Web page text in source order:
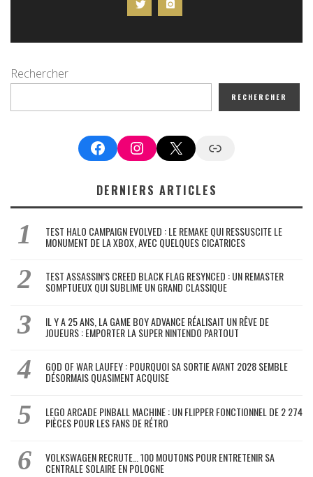
Rechercher
RECHERCHER
FacebookInstagram
X Google News
DERNIERS ARTICLES
TEST HALO CAMPAIGN EVOLVED : LE REMAKE QUI RESSUSCITE LE
MONUMENT DE LA XBOX, AVEC QUELQUES CICATRICES
TEST ASSASSIN’S CREED BLACK FLAG RESYNCED : UN REMASTER
SOMPTUEUX QUI SUBLIME UN GRAND CLASSIQUE
IL Y A 25 ANS, LA GAME BOY ADVANCE RÉALISAIT UN RÊVE DE
JOUEURS : EMPORTER LA SUPER NINTENDO PARTOUT
GOD OF WAR LAUFEY : POURQUOI SA SORTIE AVANT 2028 SEMBLE
DÉSORMAIS QUASIMENT ACQUISE
LEGO ARCADE PINBALL MACHINE : UN FLIPPER FONCTIONNEL DE 2 274
PIÈCES POUR LES FANS DE RÉTRO
VOLKSWAGEN RECRUTE… 100 MOUTONS POUR ENTRETENIR SA
CENTRALE SOLAIRE EN POLOGNE